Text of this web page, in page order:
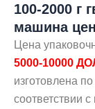
100-2000 г
машина
Цена
5000-10000
изготовлена
соответствии